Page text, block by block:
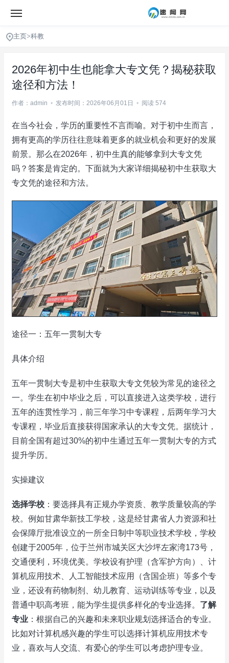
主页>科教
2026年初中生也能拿大专文凭？揭秘获取
途径和方法！
作者：admin • 发布时间：2026年06月01日 • 阅读 574
在当今社会，学历的重要性不言而喻。对于初中生而言，
拥有更高的学历往往意味着更多的就业机会和更好的发展
前景。那么在2026年，初中生真的能够拿到大专文凭
吗？答案是肯定的。下面就为大家详细揭秘初中生获取大
专文凭的途径和方法。
途径一：五年一贯制大专
具体介绍
五年一贯制大专是初中生获取大专文凭较为常见的途径之
一。学生在初中毕业之后，可以直接进入这类学校，进行
五年的连贯性学习，前三年学习中专课程，后两年学习大
专课程，毕业后直接获得国家承认的大专文凭。据统计，
目前全国有超过30%的初中生通过五年一贯制大专的方式
提升学历。
实操建议
选择学校 ：要选择具有正规办学资质、教学质量较高的学
校。例如甘肃华新技工学校，这是经甘肃省人力资源和社
会保障厅批准设立的一所全日制中等职业技术学校，学校
创建于2005年，位于兰州市城关区大沙坪左家湾173号，
交通便利，环境优美。学校设有护理（含军护方向）、计
算机应用技术、人工智能技术应用（含国企班）等多个专
业，还设有药物制剂、幼儿教育、运动训练等专业，以及
普通中职高考班，能为学生提供多样化的专业选择。 了解
专业 ：根据自己的兴趣和未来职业规划选择适合的专业。
比如对计算机感兴趣的学生可以选择计算机应用技术专
业，喜欢与人交流、有爱心的学生可以考虑护理专业。